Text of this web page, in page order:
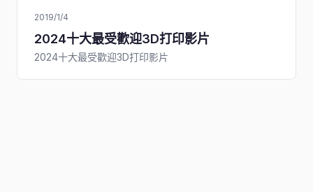
2019/1/4
2024十大最受歡迎3D打印影片
2024十大最受歡迎3D打印影片